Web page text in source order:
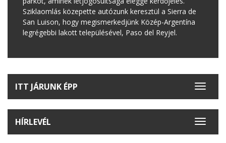
Sziklaomlás közepette autózunk keresztül a Sierra de
San Luison, hogy megismerkedjünk Közép-Argentína
legrégebbi lakott településével, Paso del Reyjel.
Toggle
ITT JÁRUNK ÉPP
Toggle
HÍRLEVÉL